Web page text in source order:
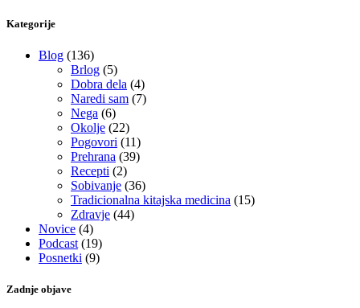
Kategorije
Blog (136)
Brlog (5)
Dobra dela (4)
Naredi sam (7)
Nega (6)
Okolje (22)
Pogovori (11)
Prehrana (39)
Recepti (2)
Sobivanje (36)
Tradicionalna kitajska medicina (15)
Zdravje (44)
Novice (4)
Podcast (19)
Posnetki (9)
Zadnje objave